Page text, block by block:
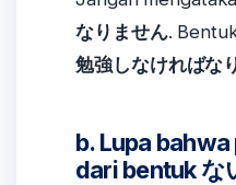
なりません.
勉強しなければな
b. Lupa
dari bentuk な